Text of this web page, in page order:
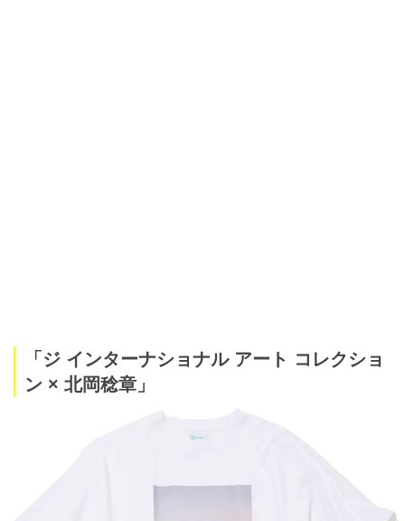
「ジ インターナショナル アート コレクショ
ン × 北岡稔章」